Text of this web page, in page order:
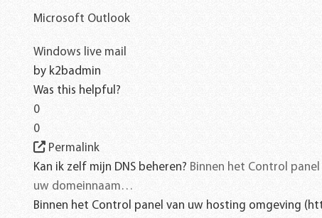
Microsoft Outlook
Windows live mail
by k2badmin
Was this helpful?
0
0
Permalink
Kan ik zelf mijn DNS beheren? Binnen het Control
uw domeinnaam…
Binnen het Control panel van uw hosting omgeving